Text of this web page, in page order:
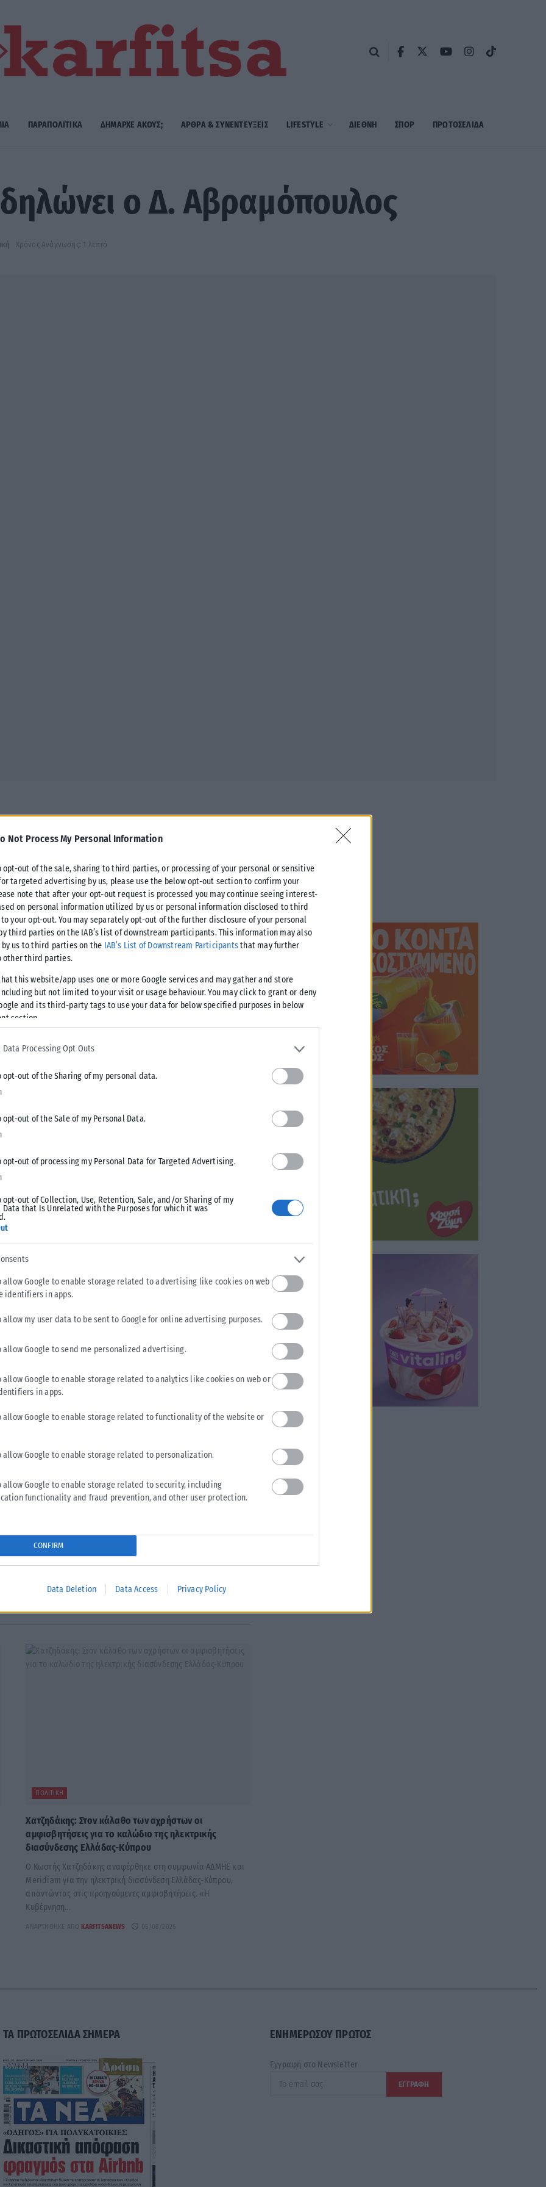
Not Process My Personal Information
opt-out of the sale, sharing to third parties, or processing of your personal or sensitive
targeted advertising by us, please use the below opt-out section to confirm your
note that after your opt-out request is processed you may continue seeing interest-
on personal information utilized by us or personal information disclosed to third
your opt-out. You may separately opt-out of the further disclosure of your personal
third parties on the IAB’s list of downstream participants. This information may also
by us to third parties on the IAB’s List of Downstream Participantsthat may further
other third parties.
this website/app uses one or more Google services and may gather and store
but not limited to your visit or usage behaviour. You may click to grant or deny
and its third-party tags to use your data for below specified purposes in below
section.
Data Processing Opt Outs
opt-out of the Sharing of my personal data.
opt-out of the Sale of my Personal Data.
opt-out of processing my Personal Data for Targeted Advertising.
opt-out of Collection, Use, Retention, Sale, and/or Sharing of my
Data that Is Unrelated with the Purposes for which it was
allow Google to enable storage related to advertising like cookies on web
identifiers in apps.
allow my user data to be sent to Google for online advertising purposes.
allow Google to send me personalized advertising.
allow Google to enable storage related to analytics like cookies on web or
in apps.
allow Google to enable storage related to functionality of the website or
allow Google to enable storage related to personalization.
allow Google to enable storage related to security, including
functionality and fraud prevention, and other user protection.
CONFIRM
Data Deletion Data Access Privacy Policy
ΠΑΡΑΠΟΛΙΤΙΚΑ ΔΗΜΑΡΧE ΑΚΟΥΣ; ΑΡΘΡΑ & ΣΥΝΕΝΤΕΥΞΕΙΣ LIFESTYLE ΔΙΕΘΝΗ ΣΠΟΡ ΠΡΩΤΟΣΈΛΙΔΑ
ο Δ. Αβραμόπουλος
Χρόνος Ανάγνωσης: 1 λεπτό
στη διάθεση της παράταξής
Αβραμόπουλος ερωτώμενος
πολιτικά κόμματα, τι πρέπει να κάνουν την επόμενη
Κασιδιάρη είναι θέμα και της πολιτικής αλλά και της
μας βλέπουμε τα πράγματα «εθνοκεντρικά».
πάει ο κόσμος, πού πάει η Ευρώπη…και εκεί πέρα να
στρατηγική μας για το μέλλον» συμπλήρωσε.
την Τουρκία, στην προεκλογική περίοδο, ο πρώην
σε επιχειρησιακή κίνηση, γιατί αυτό θα την
μας. Πρώτα απ’ όλα την ίδια την Τουρκία να επιδιώκει
μεταξύ του Κεμαλικού εθνικισμού και Ισλαμισμού»
Μητσοτάκη, η χώρα έχει αναβαθμίσει σημαντικά τον
στην Ανατολική Μεσόγειο.
διότι η επίλυσή του θα σημάνει αλυσιδωτά επίλυση
συνόρων στην Ανατολική Μεσόγειο» συμπλήρωσε
να αποκτήσουν εντονότερο περιεχόμενο. «Όταν
με τους γείτονές μας και πολύ ορθά στέλνονται τα
τα κυριαρχικά δικαιώματα της χώρας μας. Αυτό που
στο εσωτερικό της Τουρκίας, όπου έχει ανέβει ο
αυτή τη στιγμή έχει ισχυρές στηρίξεις, είμαστε αρκετά
ο πρώην υπουργός.
περιστάσεων» ο κ. Αβραμόπουλος είπε πως η Ευρώπη
υπερδύναμη, δεν κατάφερε να γίνει μία
στάση της για τις γεωστρατηγικές εξελίξεις…η Ευρώπη
ΠΟΛΙΤΙΚΉ
Χατζηδάκης: Στον κάλαθο των αχρήστων οι
αμφισβητήσεις για το καλώδιο της ηλεκτρικής
διασύνδεσης Ελλάδας-Κύπρου
Ο Κωστής Χατζηδάκης αναφέρθηκε στη συμφωνία ΑΔΜΗΕ και
Meridiam για την ηλεκτρική διασύνδεση Ελλάδας-Κύπρου,
απαντώντας στις προηγούμενες αμφισβητήσεις. «Η
Κυβέρνηση...
KARFITSANEWS 06/08/2026
ΤΑ ΠΡΩΤΟΣΕΛΙΔΑ ΣΗΜΕΡΑ ΕΝΗΜΕΡΩΣΟΥ ΠΡΩΤΟΣ
Εγγραφή στο Newsletter